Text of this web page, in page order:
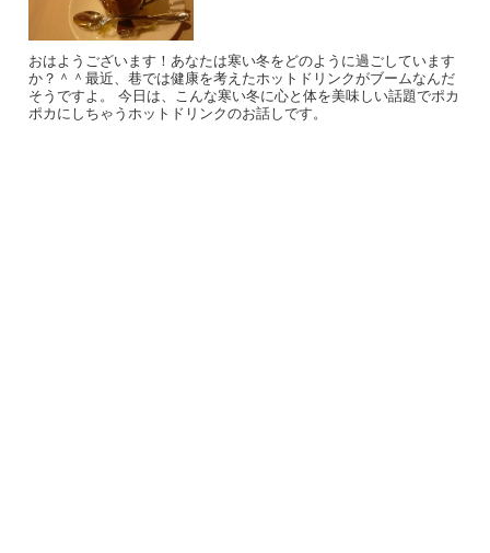
おはようございます！あなたは寒い冬をどのように過ごしています
か？＾＾最近、巷では健康を考えたホットドリンクがブームなんだ
そうですよ。 今日は、こんな寒い冬に心と体を美味しい話題でポカ
ポカにしちゃうホットドリンクのお話しです。